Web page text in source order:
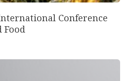
Conference